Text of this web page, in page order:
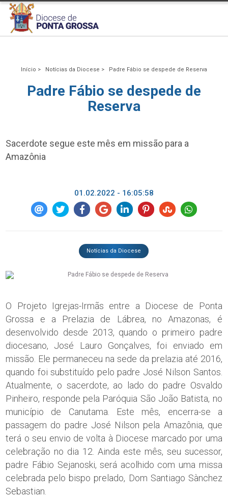
Início > Notícias da Diocese > Padre Fábio se despede de Reserva
Padre Fábio se despede de
Reserva
Sacerdote segue este mês em missão para a
Amazônia
01.02.2022 - 16:05:58
Notícias da Diocese
O Projeto Igrejas-Irmãs entre a Diocese de Ponta
Grossa e a Prelazia de Lábrea, no Amazonas, é
desenvolvido desde 2013, quando o primeiro padre
diocesano, José Lauro Gonçalves, foi enviado em
missão. Ele permaneceu na sede da prelazia até 2016,
quando foi substituído pelo padre José Nilson Santos.
Atualmente, o sacerdote, ao lado do padre Osvaldo
Pinheiro, responde pela Paróquia São João Batista, no
município de Canutama. Este mês, encerra-se a
passagem do padre José Nilson pela Amazônia, que
terá o seu envio de volta à Diocese marcado por uma
celebração no dia 12. Ainda este mês, seu sucessor,
padre Fábio Sejanoski, será acolhido com uma missa
celebrada pelo bispo prelado, Dom Santiago Sànchez
Sebastian.